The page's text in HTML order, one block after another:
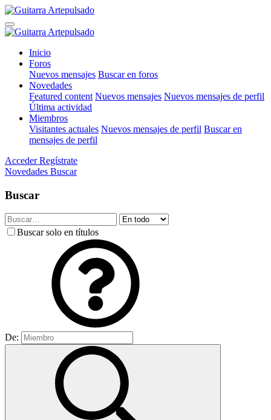
Inicio
Foros
Nuevos mensajes Buscar en foros
Novedades
Featured content Nuevos mensajes Nuevos mensajes de perfil
Última actividad
Miembros
Visitantes actuales Nuevos mensajes de perfil Buscar en
mensajes de perfil
Acceder Regístrate
Novedades Buscar
Buscar
Buscar solo en títulos
De: